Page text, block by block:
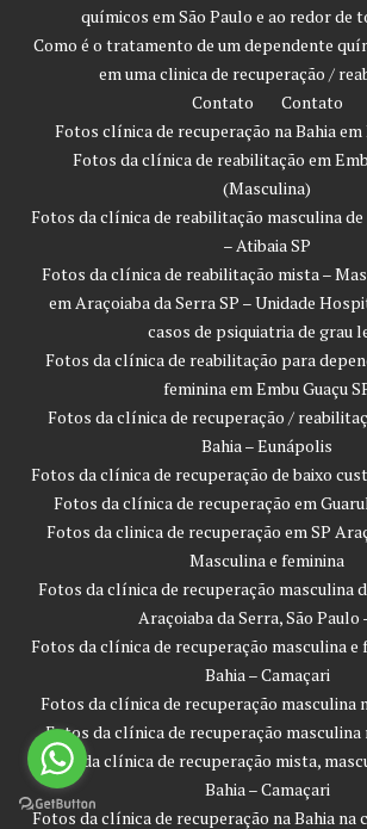
químicos em São Paulo e ao redor de
Como é o tratamento de um dependente
em uma clinica de recuperação /
Contato
Contato
Fotos clínica de recuperação na Bahia em
Fotos da clínica de reabilitação em
(Masculina)
Fotos da clínica de reabilitação masculina de
– Atibaia SP
Fotos da clínica de reabilitação mista –
em Araçoiaba da Serra SP – Unidade
casos de psiquiatria de grau
Fotos da clínica de reabilitação para
feminina em Embu Guaçu
Fotos da clínica de recuperação /
Bahia – Eunápolis
Fotos da clínica de recuperação de baixo
Fotos da clínica de recuperação em
Fotos da clinica de recuperação em SP
Masculina e feminina
Fotos da clínica de recuperação masculina
Araçoiaba da Serra, São Paulo
Fotos da clínica de recuperação masculina e
Bahia – Camaçari
Fotos da clínica de recuperação masculina
Fotos da clínica de recuperação masculina
Fotos da clínica de recuperação mista,
Bahia – Camaçari
Fotos da clínica de recuperação na Bahia na